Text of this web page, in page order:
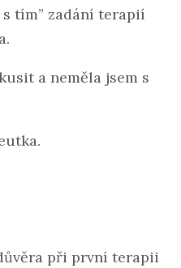
s tím” zadání terapií
a neměla jsem s
při první terapii